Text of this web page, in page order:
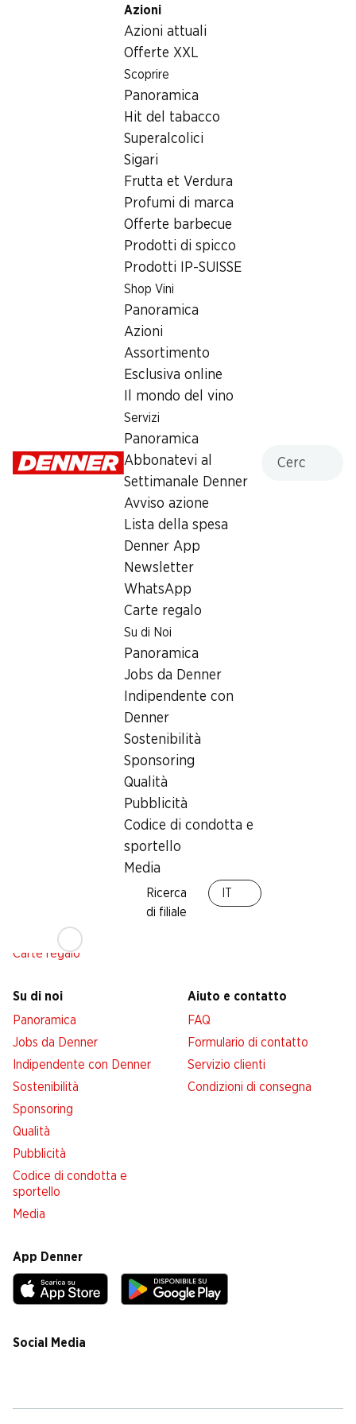
Azioni
Azioni attuali
Offerte XXL
Scoprire
Panoramica
Hit del tabacco
Superalcolici
Sigari
Frutta et Verdura
Profumi di marca
Offerte barbecue
Prodotti di spicco
Prodotti IP-SUISSE
Shop Vini
Panoramica
Azioni
Assortimento
Esclusiva online
Il mondo del vino
Servizi
Panoramica
Abbonatevi al
Settimanale Denner
Avviso azione
Lista della spesa
Denner App
Newsletter
WhatsApp
Carte regalo
Su di Noi
Panoramica
Jobs da Denner
Indipendente con
Denner
Sostenibilità
Sponsoring
Qualità
Pubblicità
Codice di condotta e
sportello
Media
Ricerca
di filiale
Articoli non alimentari
Elfbar Elfa Kit Pro Dark Gold
Elfbar Elfa Kit Pro Dark Gold
1 dispositivo incl. 1 pod, Peach Ice, 1 pezzo
Questo prodotto può nuocere alla tua salute e provoca
un’elevata dipendenza
1103293
Abbonatevi al settimanale
WhatsApp
Carte regalo
Filiali
Su di noi
Panoramica
Jobs da Denner
Indipendente con Denner
Sostenibilità
Sponsoring
Qualità
Pubblicità
Codice di condotta e
sportello
Media
Aiuto e contatto
FAQ
Formulario di contatto
Servizio clienti
Condizioni di consegna
App Denner
Social Media